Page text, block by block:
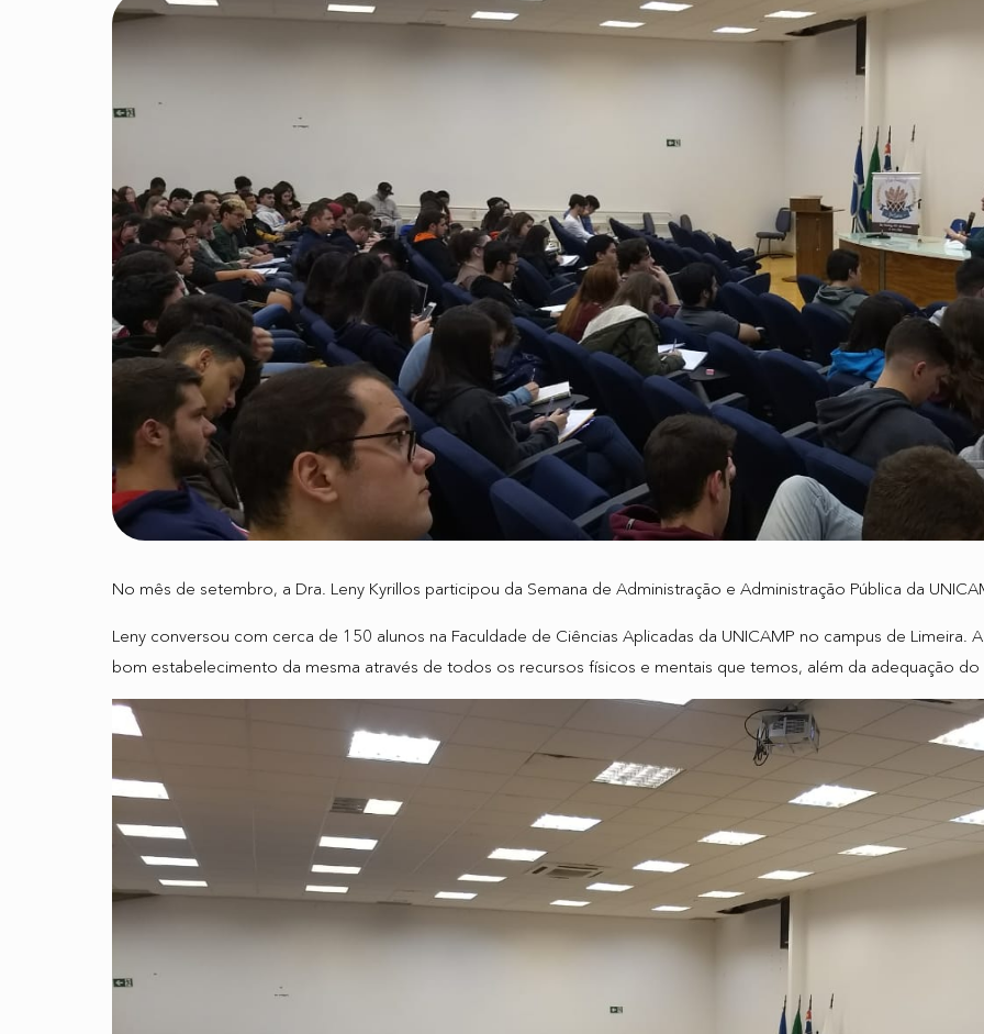
No mês de setembro, a Dra. Leny Kyrillos participou da Semana de Administração e Administração Pública da
Leny conversou com cerca de 150 alunos na Faculdade de Ciências Aplicadas da UNICAMP no campus de
bom estabelecimento da mesma através de todos os recursos físicos e mentais que temos, além da adequação